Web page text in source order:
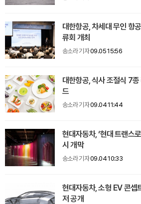
대한항공, 차세대 무인 항
류회 개최
송소라 기자09.05 15:56
대한항공, 식사 조절식 7
드
송소라 기자09.04 11:44
현대자동차, ‘현대 트랜스
시 개막
송소라 기자09.04 10:33
현대자동차, 소형 EV 콘셉
저 공개